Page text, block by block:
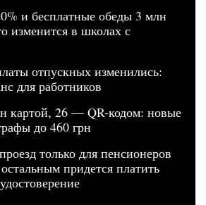
и бесплатные обеды 3 млн
изменится в школах с
отпускных изменились:
для работников
картой, 26 — QR-кодом: новые
до 460 грн
только для пенсионеров
придется платить